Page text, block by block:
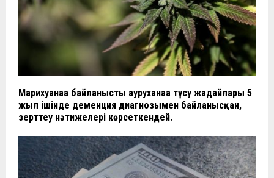
Марихуанаға байланысты ауруханаға түсу жағдайлары 5
жыл ішінде деменция диагнозымен байланысқан,
зерттеу нәтижелері көрсеткендей.